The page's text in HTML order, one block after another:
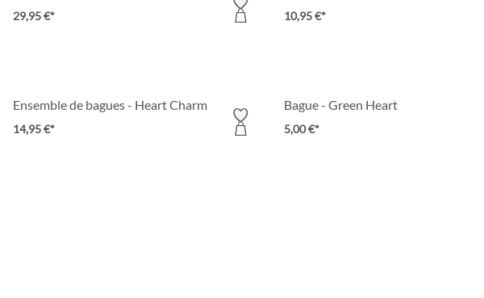
29,95 €* 10,95 €*
Ensemble de bagues - Heart Charm
14,95 €*
Bague - Green Heart
5,00 €*